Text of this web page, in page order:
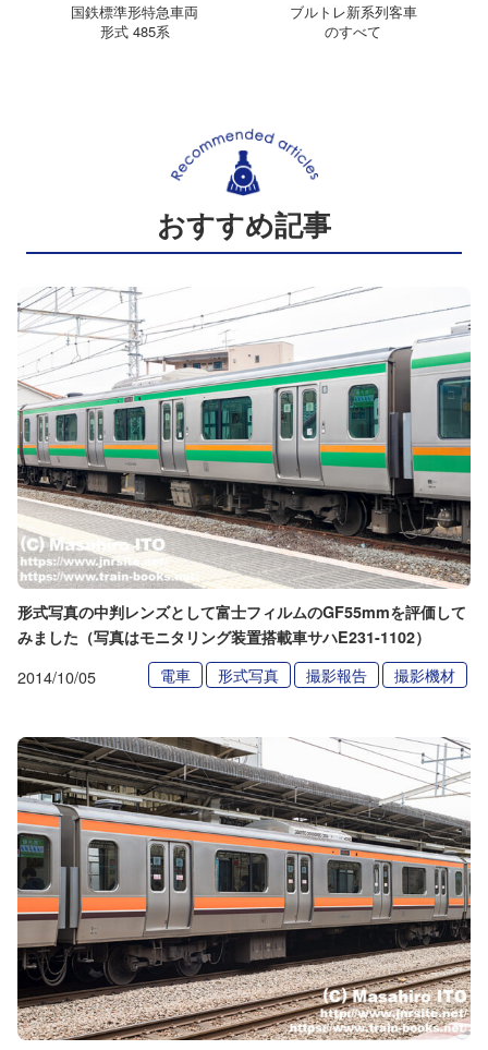
国鉄標準形特急車両
形式 485系
ブルトレ新系列客車
のすべて
おすすめ記事
形式写真の中判レンズとして富士フィルムのGF55mmを評価して
みました（写真はモニタリング装置搭載車サハE231-1102）
2014/10/05 電車 形式写真 撮影報告 撮影機材